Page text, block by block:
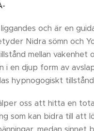
och är en
Nidra sömn och
mellan vakenhet
i en djup form av
hypnogogiskt
oss att hitta en
som kan bidra till att